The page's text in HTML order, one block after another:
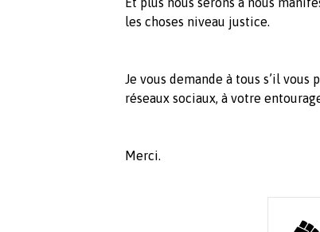
les choses niveau justice.
Je vous demande à tous s’il
réseaux sociaux, à votre
Merci.